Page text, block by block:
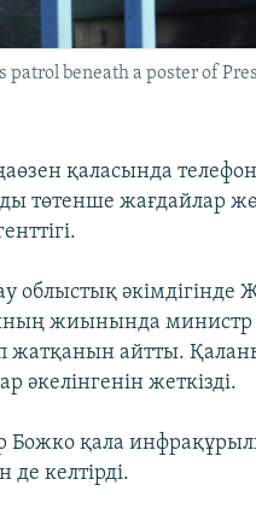
beneath a poster of
қаласында
төтенше жағдайлар
облыстық әкімдігінде
жиынында министр
жатқанын айтты.
әкелінгенін жеткізді.
Божко қала
де келтірді.